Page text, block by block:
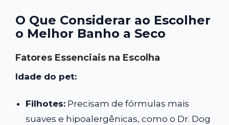
O Que Considerar ao Escolher
o Melhor Banho a Seco
Fatores Essenciais na Escolha
Idade do pet:
Filhotes: Precisam de fórmulas mais
suaves e hipoalergênicas, como o Dr. Dog